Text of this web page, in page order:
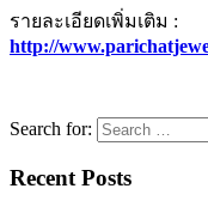
รายละเอียดเพิ่มเติม :
http://
Search for:
Recent Posts